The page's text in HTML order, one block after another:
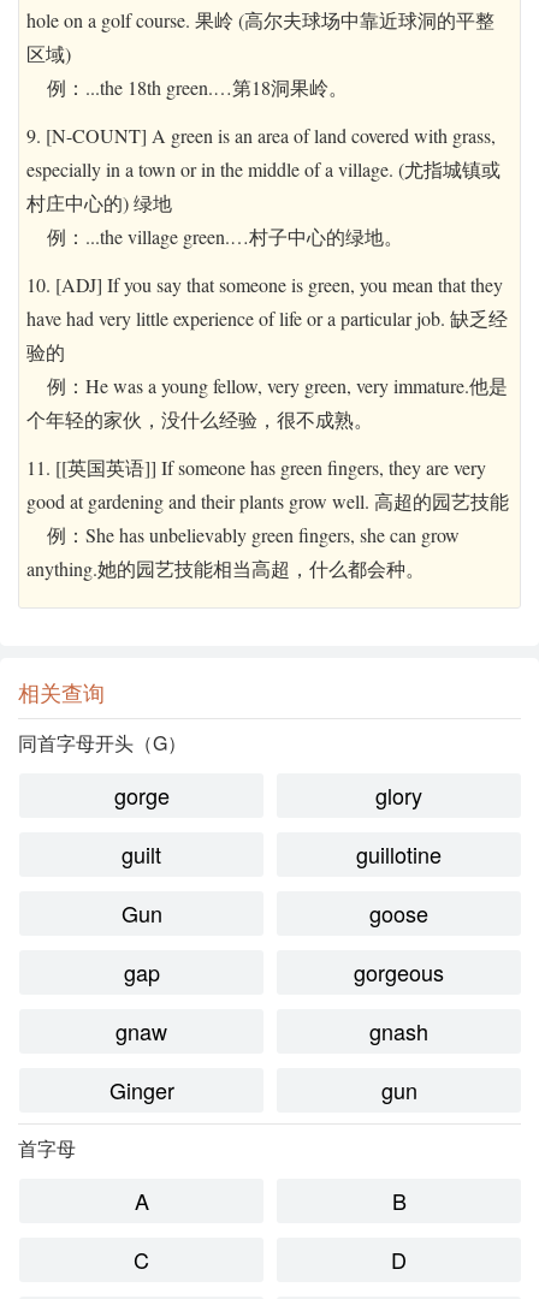
相关查询
同首字母开头（G）
gorge
glory
guilt
guillotine
Gun
goose
gap
gorgeous
gnaw
gnash
Ginger
gun
首字母
A
B
C
D
hole on a golf course. 果岭 (高尔夫球场中靠近球洞的平整
区域)
例：...the 18th green.…第18洞果岭。
9. [N-COUNT] A green is an area of land covered with grass,
especially in a town or in the middle of a village. (尤指城镇或
村庄中心的) 绿地
例：...the village green.…村子中心的绿地。
10. [ADJ] If you say that someone is green, you mean that they
have had very little experience of life or a particular job. 缺乏经
验的
例：He was a young fellow, very green, very immature.他是
个年轻的家伙，没什么经验，很不成熟。
11. [[英国英语]] If someone has green fingers, they are very
good at gardening and their plants grow well. 高超的园艺技能
例：She has unbelievably green fingers, she can grow
anything.她的园艺技能相当高超，什么都会种。